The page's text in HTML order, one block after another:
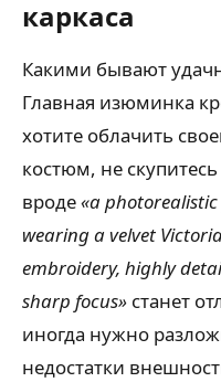
каркаса
Какими бывают
Главная изюминка
хотите облачить
костюм, не
вроде«a
wearing a velvet
embroidery, highly
sharp focus» станет
иногда нужно
недостатки